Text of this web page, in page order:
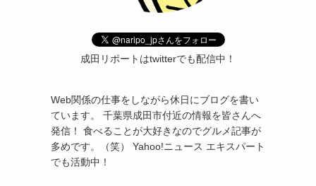
成田リポートはtwitterでも配信中！
Web関係の仕事をしながら休日にブログを書い
ています。 千葉県成田市付近の情報を皆さんへ
発信！ 食べることが大好きなのでグルメ記事が
多めです。（笑） Yahoo!ニュース エキスパート
でも活動中！